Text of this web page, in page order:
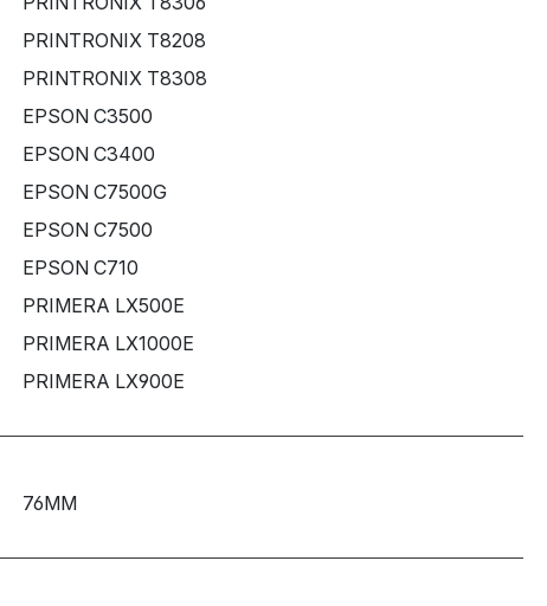
PRINTRONIX T8208
PRINTRONIX T8308
EPSON C3500
EPSON C3400
EPSON C7500G
EPSON C7500
EPSON C710
PRIMERA LX500E
PRIMERA LX1000E
PRIMERA LX900E
76MM